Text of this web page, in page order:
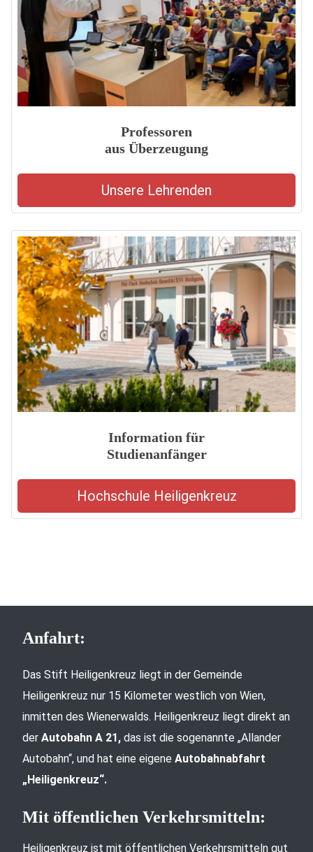
Professoren
aus Überzeugung
Unsere Lehrenden
Information für
Studienanfänger
Hochschule Heiligenkreuz
Anfahrt:
Das Stift Heiligenkreuz liegt in der Gemeinde
Heiligenkreuz nur 15 Kilometer westlich von Wien,
inmitten des Wienerwalds. Heiligenkreuz liegt direkt an
der Autobahn A 21, das ist die sogenannte „Allander
Autobahn“, und hat eine eigene Autobahnabfahrt
„Heiligenkreuz“.
Mit öffentlichen Verkehrsmitteln:
Heiligenkreuz ist mit öffentlichen Verkehrsmitteln gut